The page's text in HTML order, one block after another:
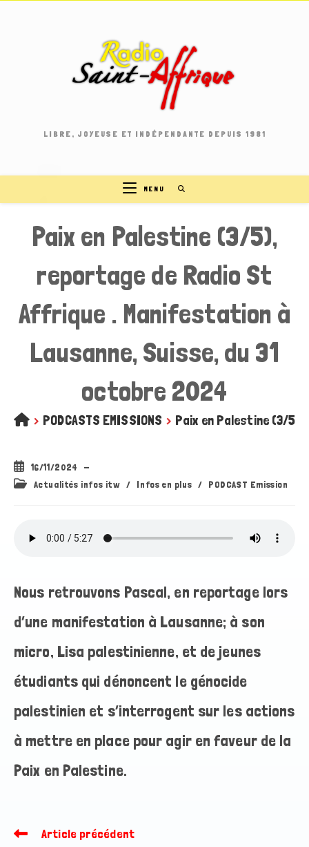
LIBRE, JOYEUSE ET INDÉPENDANTE DEPUIS 1981
MENU
Paix en Palestine (3/5),
reportage de Radio St
Affrique . Manifestation à
Lausanne, Suisse, du 31
octobre 2024
> PODCASTS EMISSIONS > Paix en Palestine (3/
Publication
publiée :
16/11/2024
PostActualités infos itw / Infos en plus / PODCAST Emission
Nous retrouvons Pascal, en reportage lors
d’une manifestation à Lausanne; à son
micro, Lisa palestinienne, et de jeunes
étudiants qui dénoncent le génocide
palestinien et s’interrogent sur les actions
à mettre en place pour agir en faveur de la
Paix en Palestine.
Read
Article précédent